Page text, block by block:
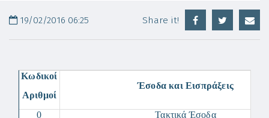
19/02/2016 06:25 Share it!
Κωδικοί
Αριθμοί
Έσοδα και Εισπράξεις
0
Τακτικά Έσοδα